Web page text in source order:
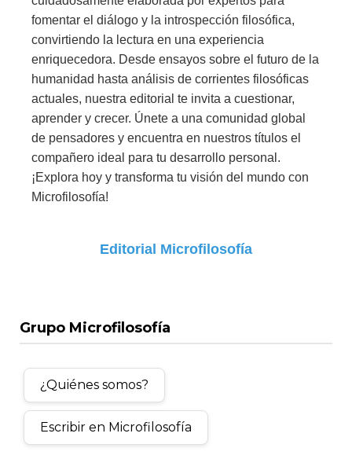
fomentar el diálogo y la introspección filosófica,
convirtiendo la lectura en una experiencia
enriquecedora. Desde ensayos sobre el futuro de la
humanidad hasta análisis de corrientes filosóficas
actuales, nuestra editorial te invita a cuestionar,
aprender y crecer. Únete a una comunidad global
de pensadores y encuentra en nuestros títulos el
compañero ideal para tu desarrollo personal.
¡Explora hoy y transforma tu visión del mundo con
Microfilosofía!
Editorial Microfilosofía
Grupo Microfilosofía
¿Quiénes somos?
Escribir en Microfilosofía